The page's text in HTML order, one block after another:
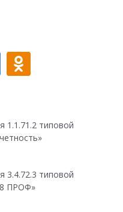
1.1.71.2 типовой
3.4.72.3 типовой
8 ПРОФ»